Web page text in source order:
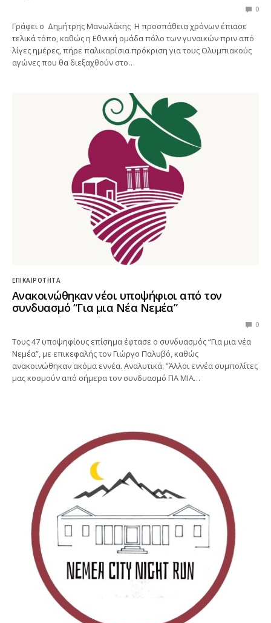
0
Γράφει ο Δημήτρης Μανωλάκης Η προσπάθεια χρόνων έπιασε
τελικά τόπο, καθώς η Εθνική ομάδα πόλο των γυναικών πριν από
λίγες ημέρες, πήρε παλικαρίσια πρόκριση για τους Ολυμπιακούς
αγώνες που θα διεξαχθούν στο…
ΕΠΙΚΑΙΡΌΤΗΤΑ
Ανακοινώθηκαν νέοι υποψήφιοι από τον
συνδυασμό “Για μια Νέα Νεμέα”
0
Τους 47 υποψηφίους επίσημα έφτασε ο συνδυασμός “Για μια νέα
Νεμέα”, με επικεφαλής τον Γιώργο Παλυβό, καθώς
ανακοινώθηκαν ακόμα εννέα. Αναλυτικά: “Άλλοι εννέα συμπολίτες
μας κοσμούν από σήμερα τον συνδυασμό ΓΙΑ ΜΙΑ…